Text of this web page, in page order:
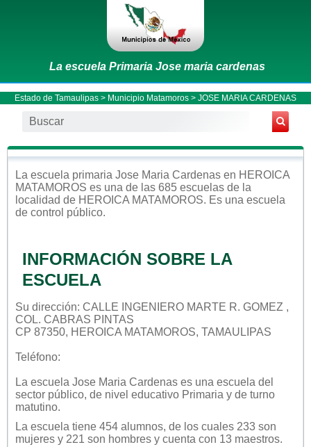
La escuela Primaria Jose maria cardenas
Estado de Tamaulipas > Municipio Matamoros > JOSE MARIA CARDENAS
La escuela primaria Jose Maria Cardenas en HEROICA
MATAMOROS es una de las 685 escuelas de la
localidad de HEROICA MATAMOROS. Es una escuela
de control público.
INFORMACIÓN SOBRE LA
ESCUELA
Su dirección: CALLE INGENIERO MARTE R. GOMEZ ,
COL. CABRAS PINTAS
CP 87350, HEROICA MATAMOROS, TAMAULIPAS
Teléfono:
La escuela Jose Maria Cardenas es una escuela del
sector público, de nivel educativo Primaria y de turno
matutino.
La escuela tiene 454 alumnos, de los cuales 233 son
mujeres y 221 son hombres y cuenta con 13 maestros.